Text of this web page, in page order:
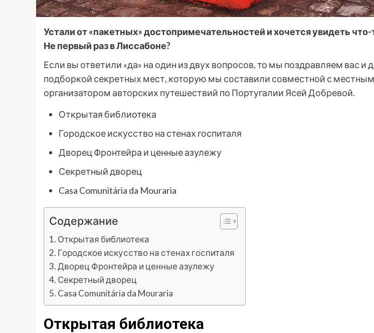
Устали от «пакетных» достопримечательностей и хочется увидеть
Не первый раз в Лиссабоне?
Если вы ответили «да» на один из двух вопросов, то мы поздравляем вас и
подборкой секретных мест, которую мы составили совместной с
организатором авторских путешествий по Португалии Ясей Добревой.
Открытая библиотека
Городское искусство на стенах госпиталя
Дворец Фронтейра и ценные азулежу
Секретный дворец
Casa Comunitária da Mouraria
Содержание
Открытая библиотека
Городское искусство на стенах госпиталя
Дворец Фронтейра и ценные азулежу
Секретный дворец
Casa Comunitária da Mouraria
Открытая библиотека